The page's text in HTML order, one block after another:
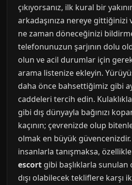
çıkıyorsanız, ilk kural bir
arkadaşınıza nereye
ne zaman döneceğinizi
telefonunuzun şarjının dolu
olun ve acil durumlar için
arama listenize ekleyin.
daha önce bahsettiğimiz gibi
caddeleri tercih edin.
gibi dış dünyayla bağınızı
kaçının; çevrenizde olup
olmak en büyük
insanlarla tanışmaksa,
escort gibi başlıklarla sunulan
dışı olabilecek tekliflere karşı